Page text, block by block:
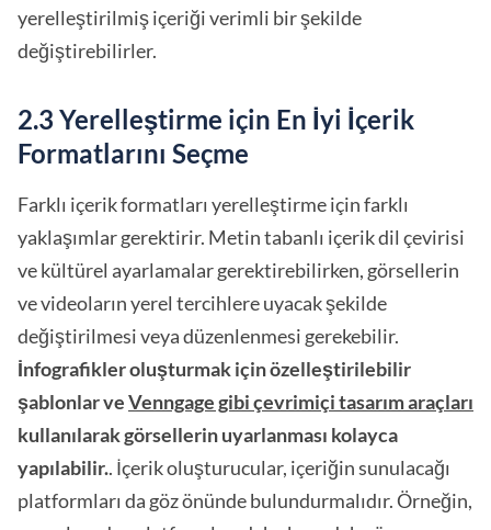
yerelleştirilmiş içeriği verimli bir şekilde
değiştirebilirler.
2.3 Yerelleştirme için En İyi İçerik
Formatlarını Seçme
Farklı içerik formatları yerelleştirme için farklı
yaklaşımlar gerektirir. Metin tabanlı içerik dil çevirisi
ve kültürel ayarlamalar gerektirebilirken, görsellerin
ve videoların yerel tercihlere uyacak şekilde
değiştirilmesi veya düzenlenmesi gerekebilir.
İnfografikler oluşturmak için özelleştirilebilir
şablonlar veVenngage gibi çevrimiçi tasarım araçları
kullanılarak görsellerin uyarlanması kolayca
yapılabilir.. İçerik oluşturucular, içeriğin sunulacağı
platformları da göz önünde bulundurmalıdır. Örneğin,